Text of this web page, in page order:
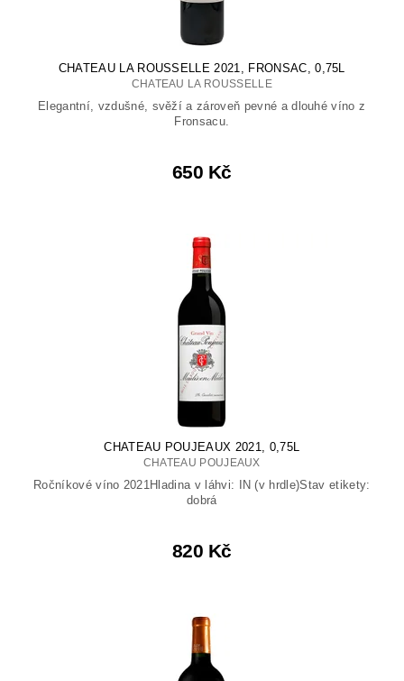
CHATEAU LA ROUSSELLE 2021, FRONSAC, 0,75L
CHATEAU LA ROUSSELLE
Elegantní, vzdušné, svěží a zároveň pevné a dlouhé víno z
Fronsacu.
650 Kč
CHATEAU POUJEAUX 2021, 0,75L
CHATEAU POUJEAUX
Ročníkové víno 2021Hladina v láhvi: IN (v hrdle)Stav etikety:
dobrá
820 Kč